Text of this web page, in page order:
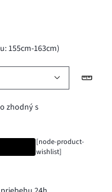
155cm-163cm)
zhodný s
[node-product-
wishlist]